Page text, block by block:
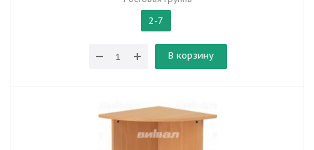
2-7
В корзину